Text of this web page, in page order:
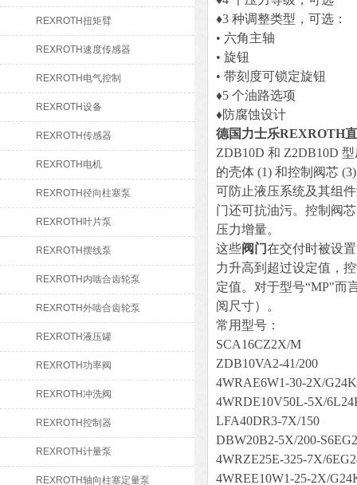
REXROTH扭矩臂
REXROTH速度传感器
REXROTH电气控制
REXROTH设备
REXROTH传感器
REXROTH电机
REXROTH径向柱塞泵
REXROTH叶片泵
REXROTH摆线泵
REXROTH内啮合齿轮泵
REXROTH外啮合齿轮泵
REXROTH液压罐
REXROTH功率阀
REXROTH冲洗阀
REXROTH控制器
REXROTH计量泵
REXROTH轴向柱塞定量泵
♦3 种调整类型，可选：
• 六角主轴
• 旋钮
• 带刻度可锁定旋钮
♦5 个油路选项
♦防腐蚀设计
德国力士乐REXROTH
ZDB10D 和 Z2DB10D
的壳体 (1) 和控制阀芯
可防止液压系统及其组
门还可抗油污。控制阀
压力增量。
这些阀门在交付时被设
力升高到超过设定值，
定值。对于型号“MP"而
阅尺寸）。
常用型号：
SCA16CZ2X/M
ZDB10VA2-41/200
4WRAE6W1-30-2X/
4WRDE10V50L-5X/
LFA40DR3-7X/150
DBW20B2-5X/200-
4WRZE25E-325-7X/
4WREE10W1-25-2X/